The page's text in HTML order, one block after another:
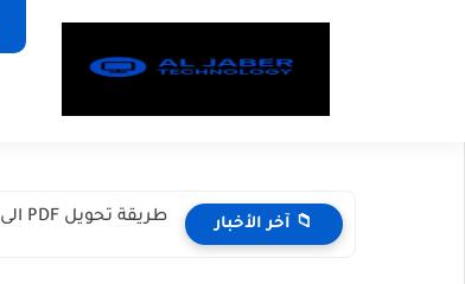
📁 آخر الأخبار طريقة تحويل PDF الى Word بدون برامج؟ الطريقة المجانية 100%...